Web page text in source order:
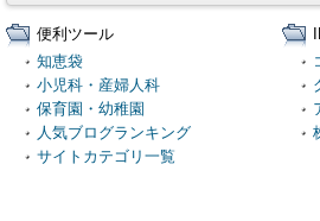
便利ツール
知恵袋
小児科・産婦人科
保育園・幼稚園
人気ブログランキング
サイトカテゴリ一覧